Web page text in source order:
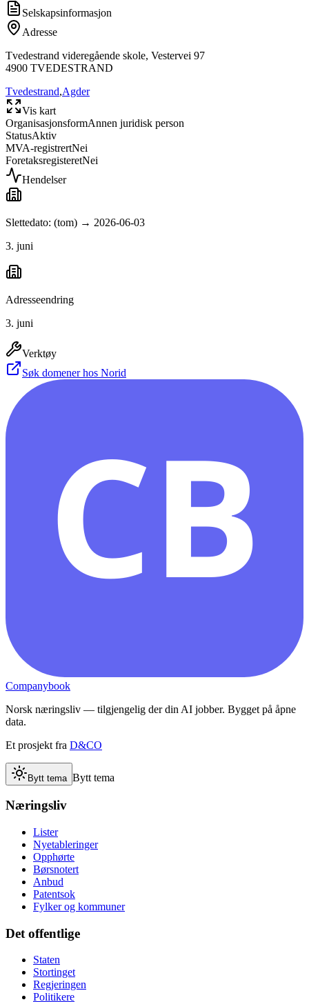
Selskapsinformasjon
Adresse
Tvedestrand videregående skole, Vestervei 97
4900 TVEDESTRAND
Tvedestrand,Agder
Vis kart
OrganisasjonsformAnnen juridisk person
StatusAktiv
MVA-registrertNei
ForetaksregisteretNei
Hendelser
Slettedato: (tom) → 2026-06-03
3. juni
Adresseendring
3. juni
Verktøy
Søk domener hos Norid
CB
Companybook
Norsk næringsliv — tilgjengelig der din AI jobber. Bygget på åpne
data.
Et prosjekt fra D&CO
Bytt tema Bytt tema
Næringsliv
Lister
Nyetableringer
Opphørte
Børsnotert
Anbud
Patentsok
Fylker og kommuner
Det offentlige
Staten
Stortinget
Regjeringen
Politikere